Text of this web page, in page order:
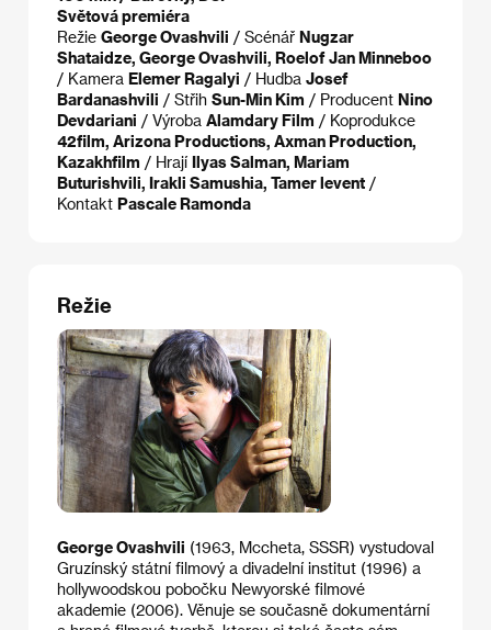
Světová premiéra
Režie George Ovashvili / Scénář Nugzar
Shataidze, George Ovashvili, Roelof Jan Minneboo
/ Kamera Elemer Ragalyi / Hudba Josef
Bardanashvili / Střih Sun-Min Kim / Producent Nino
Devdariani / Výroba Alamdary Film / Koprodukce
42film, Arizona Productions, Axman Production,
Kazakhfilm / Hrají Ilyas Salman, Mariam
Buturishvili, Irakli Samushia, Tamer levent /
Kontakt Pascale Ramonda
Režie
George Ovashvili (1963, Mccheta, SSSR) vystudoval
Gruzínský státní filmový a divadelní institut (1996) a
hollywoodskou pobočku Newyorské filmové
akademie (2006). Věnuje se současně dokumentární